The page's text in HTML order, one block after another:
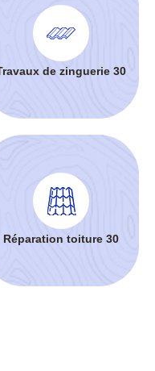
de zinguerie 30
Réparation toiture 30